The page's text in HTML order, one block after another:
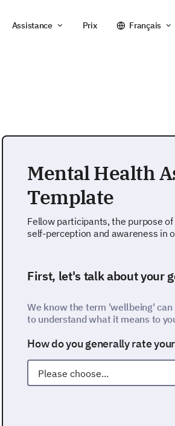
Assistance Prix Français
Mental Health
Template
Fellow participants, the purpose
self-perception and awareness in
First, let's talk about your
We know the term 'wellbeing'
to understand what it means to
How do you generally rate